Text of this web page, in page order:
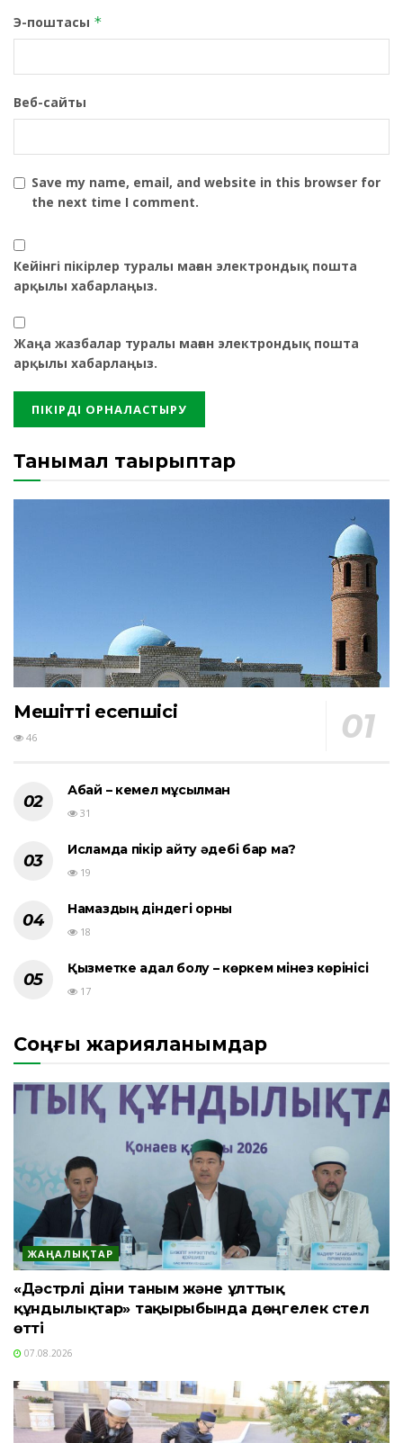
Э-поштасы *
Веб-сайты
Save my name, email, and website in this browser for
the next time I comment.
Кейінгі пікірлер туралы маған электрондық пошта
арқылы хабарлаңыз.
Жаңа жазбалар туралы маған электрондық пошта
арқылы хабарлаңыз.
Танымал тақырыптар
Мешіттің есепшісі
46
Абай – кемел мұсылман
31
Исламда пікір айту әдебі бар ма?
19
Намаздың діндегі орны
18
Қызметке адал болу – көркем мінез көрінісі
17
Соңғы жарияланымдар
ЖАҢАЛЫҚТАР
«Дәстүрлі діни таным және ұлттық
құндылықтар» тақырыбында дөңгелек үстел
өтті
07.08.2026